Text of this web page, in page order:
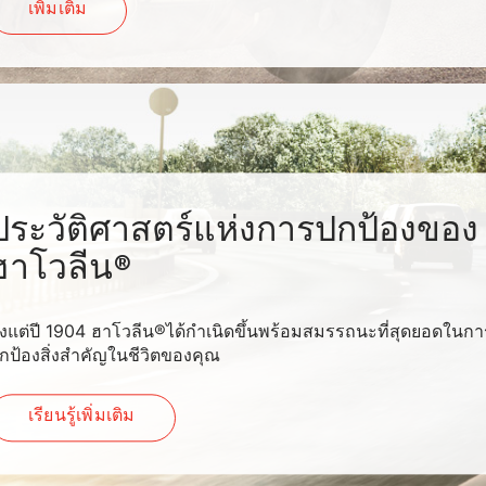
เพิ่มเติม
ระวัติศาสตร์แห่งการปกป้องของ
าโวลีน®
แต่ปี 1904 ฮาโวลีน®ได้กำเนิดขึ้นพร้อมสมรรถนะที่สุดยอดในก
ป้องสิ่งสำคัญในชีวิตของคุณ
เรียนรู้เพิ่มเติม